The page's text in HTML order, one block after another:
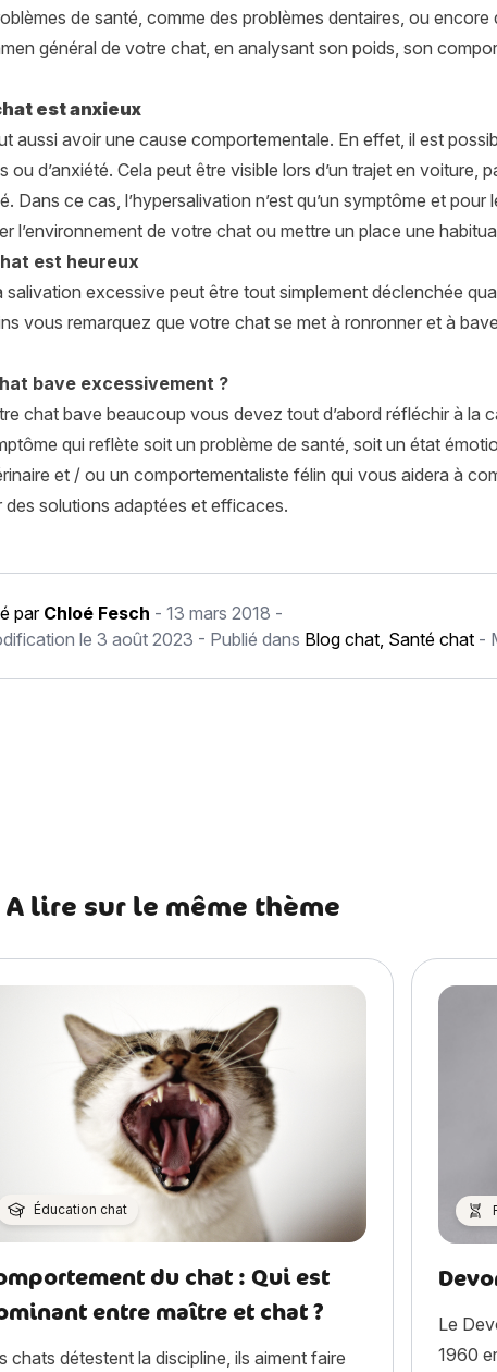
de santé, comme des problèmes dentaires, ou encore
général de votre chat, en analysant son poids, son
est anxieux
aussi avoir une cause comportementale. En effet, il est
ou d’anxiété. Cela peut être visible lors d’un trajet en voiture,
Dans ce cas, l’hypersalivation n’est qu’un symptôme et pour
l’environnement de votre chat ou mettre un place une
est heureux
salivation excessive peut être tout simplement déclenchée
vous remarquez que votre chat se met à ronronner et à
bave excessivement ?
chat bave beaucoup vous devez tout d’abord réfléchir à la
qui reflète soit un problème de santé, soit un état
et / ou un comportementaliste félin qui vous aidera à
solutions adaptées et efficaces.
parChloé Fesch - 13 mars 2018 -
le 3 août 2023 - Publié dans Blog chat, Santé chat -
O’Poil aux côtés de Croc Blanc
A lire sur le même thème
Éducation chat
du chat : Qui est
entre maître et chat ?
chats détestent la discipline, ils aiment faire
Le
1960